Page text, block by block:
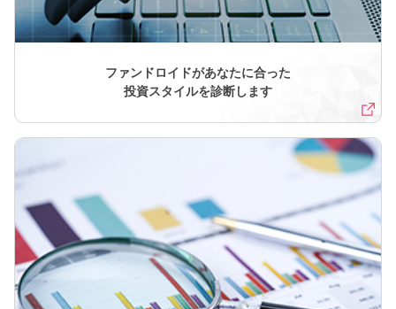
ファンドロイドがあなたに合った
投資スタイルを診断します